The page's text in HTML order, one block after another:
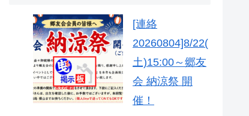
[連絡
20260804]8/22(
土)15:00～郷友
会 納涼祭 開
催！